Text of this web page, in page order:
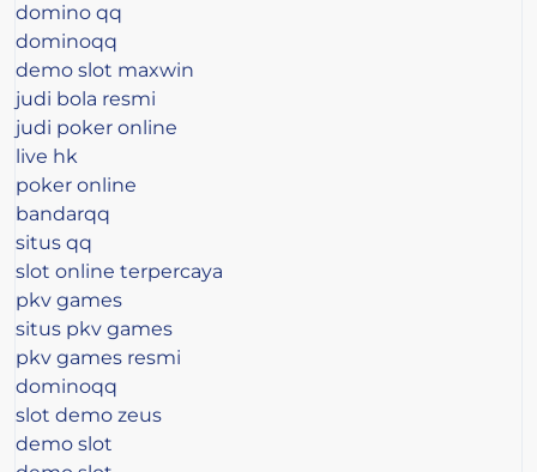
domino qq
dominoqq
demo slot maxwin
judi bola resmi
judi poker online
live hk
poker online
bandarqq
situs qq
slot online terpercaya
pkv games
situs pkv games
pkv games resmi
dominoqq
slot demo zeus
demo slot